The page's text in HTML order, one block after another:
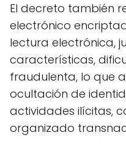
El decreto también
electrónico
lectura electrónica,
características,
fraudulenta, lo que
ocultación de
actividades ilícitas,
organizado